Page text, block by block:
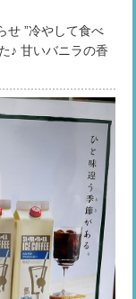
せ ”冷やして食べ
♪ 甘いバニラの香